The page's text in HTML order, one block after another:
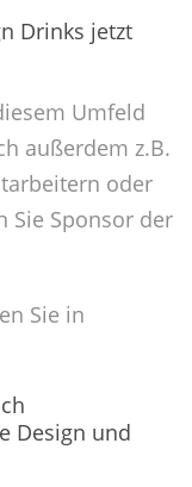
Drinks jetzt
Umfeld
außerdem z.B.
oder
Sie Sponsor der
Sie in
Design und